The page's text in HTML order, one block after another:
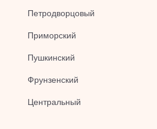
Петродворцовый
Приморский
Пушкинский
Фрунзенский
Центральный